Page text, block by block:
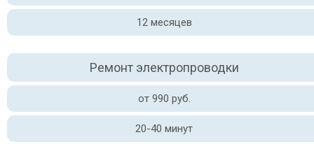
12 месяцев
Ремонт электропроводки
от 990 руб.
20-40 минут